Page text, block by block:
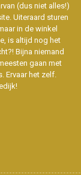
(dus niet alles!)
Uiteraard sturen
in de winkel
is altijd nog het
Bijna niemand
gaan met
Ervaar het zelf.